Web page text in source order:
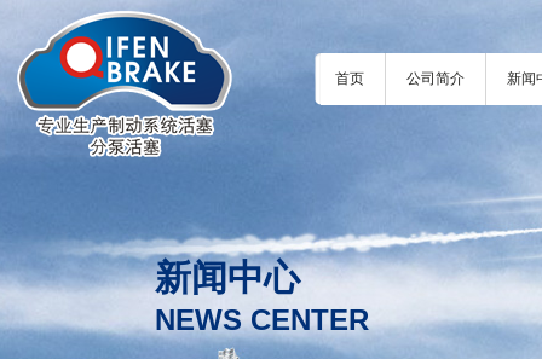
首页 公司简介 新闻
新闻中心
NEWS CENTER